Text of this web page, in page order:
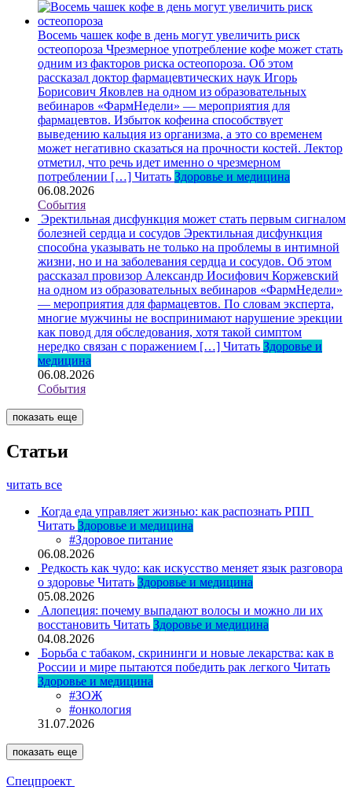
Восемь чашек кофе в день могут увеличить риск
остеопороза Чрезмерное употребление кофе может стать
одним из факторов риска остеопороза. Об этом
рассказал доктор фармацевтических наук Игорь
Борисович Яковлев на одном из образовательных
вебинаров «ФармНедели» — мероприятия для
фармацевтов. Избыток кофеина способствует
выведению кальция из организма, а это со временем
может негативно сказаться на прочности костей. Лектор
отметил, что речь идет именно о чрезмерном
потреблении […] Читать Здоровье и медицина
06.08.2026
События
Эректильная дисфункция может стать первым сигналом
болезней сердца и сосудов Эректильная дисфункция
способна указывать не только на проблемы в интимной
жизни, но и на заболевания сердца и сосудов. Об этом
рассказал провизор Александр Иосифович Коржевский
на одном из образовательных вебинаров «ФармНедели»
— мероприятия для фармацевтов. По словам эксперта,
многие мужчины не воспринимают нарушение эрекции
как повод для обследования, хотя такой симптом
нередко связан с поражением […] Читать Здоровье и
медицина
06.08.2026
События
показать еще
Статьи
читать все
Когда еда управляет жизнью: как распознать РПП
Читать Здоровье и медицина
#Здоровое питание
06.08.2026
Редкость как чудо: как искусство меняет язык разговора
о здоровье Читать Здоровье и медицина
05.08.2026
Алопеция: почему выпадают волосы и можно ли их
восстановить Читать Здоровье и медицина
04.08.2026
Борьба с табаком, скрининги и новые лекарства: как в
России и мире пытаются победить рак легкого Читать
Здоровье и медицина
#ЗОЖ
#онкология
31.07.2026
показать еще
Спецпроект